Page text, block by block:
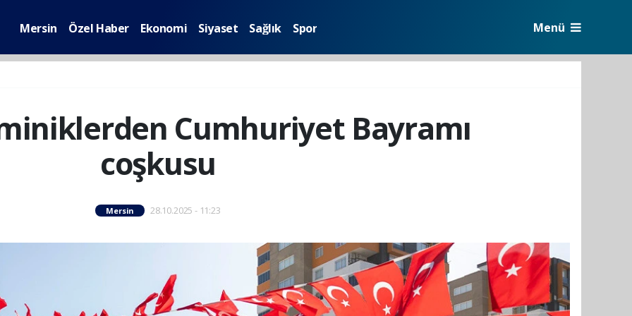
Mersin Özel Haber Ekonomi Siyaset Sağlık Spor Menü
Cumhuriyet Bayramı
coşkusu
Mersin 28.10.2025 - 11:23